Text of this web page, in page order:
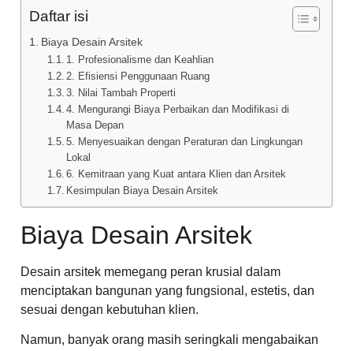
Daftar isi
Biaya Desain Arsitek
1. Profesionalisme dan Keahlian
2. Efisiensi Penggunaan Ruang
3. Nilai Tambah Properti
4. Mengurangi Biaya Perbaikan dan Modifikasi di
Masa Depan
5. Menyesuaikan dengan Peraturan dan Lingkungan
Lokal
6. Kemitraan yang Kuat antara Klien dan Arsitek
Kesimpulan Biaya Desain Arsitek
Biaya Desain Arsitek
Desain arsitek memegang peran krusial dalam
menciptakan bangunan yang fungsional, estetis, dan
sesuai dengan kebutuhan klien.
Namun, banyak orang masih seringkali mengabaikan